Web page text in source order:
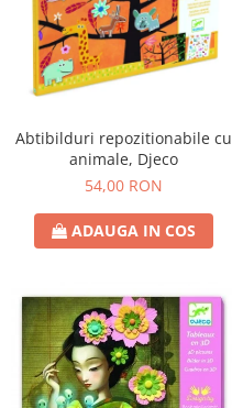
Abtibilduri repozitionabile cu
animale, Djeco
54,00 RON
ADAUGA IN COS